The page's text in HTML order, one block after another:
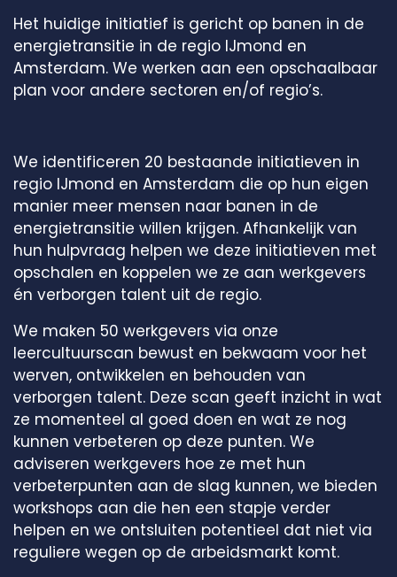
Het huidige initiatief is gericht op banen in de
energietransitie in de regio IJmond en
Amsterdam. We werken aan een opschaalbaar
plan voor andere sectoren en/of regio’s.
We identificeren 20 bestaande initiatieven in
regio IJmond en Amsterdam die op hun eigen
manier meer mensen naar banen in de
energietransitie willen krijgen. Afhankelijk van
hun hulpvraag helpen we deze initiatieven met
opschalen en koppelen we ze aan werkgevers
én verborgen talent uit de regio.
We maken 50 werkgevers via onze
leercultuurscan bewust en bekwaam voor het
werven, ontwikkelen en behouden van
verborgen talent. Deze scan geeft inzicht in wat
ze momenteel al goed doen en wat ze nog
kunnen verbeteren op deze punten. We
adviseren werkgevers hoe ze met hun
verbeterpunten aan de slag kunnen, we bieden
workshops aan die hen een stapje verder
helpen en we ontsluiten potentieel dat niet via
reguliere wegen op de arbeidsmarkt komt.